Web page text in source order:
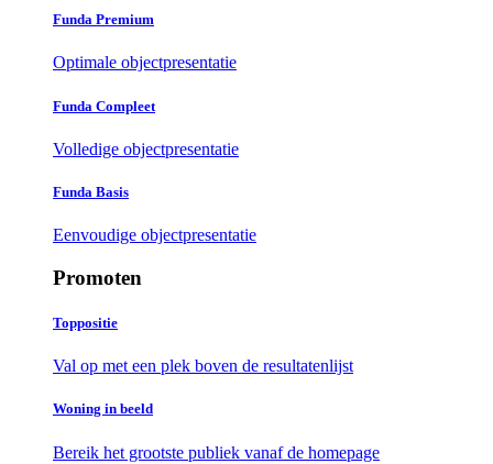
Funda Premium
Optimale objectpresentatie
Funda Compleet
Volledige objectpresentatie
Funda Basis
Eenvoudige objectpresentatie
Promoten
Toppositie
Val op met een plek boven de resultatenlijst
Woning in beeld
Bereik het grootste publiek vanaf de homepage